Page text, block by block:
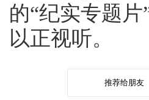
的“纪实专题
以正视听。
推荐给朋友